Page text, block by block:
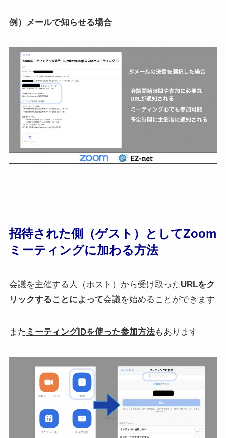
例）メールで知らせる場合
招待された側（ゲスト）としてZoom
ミーティングに加わる方法
会議を主催する人（ホスト）から受け取ったURLをク
リックすることによって会議を始めることができます
また ミーティングIDを使った参加方法もあります